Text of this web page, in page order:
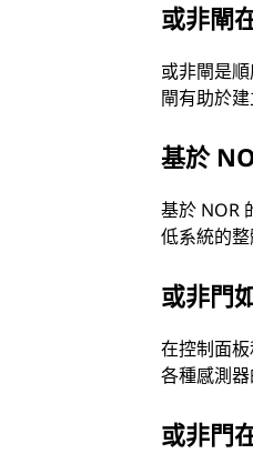
或非閘
或非閘是
閘有助於
基於
基於 NOR
低系統的
或非門
在控制面
各種感測
或非門